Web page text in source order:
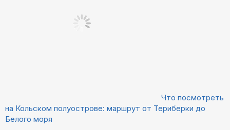
Что посмотреть
на Кольском полуострове: маршрут от Териберки до
Белого моря